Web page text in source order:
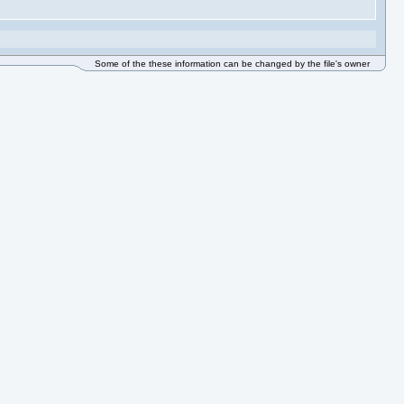
Some of the these information can be changed by the file's owner